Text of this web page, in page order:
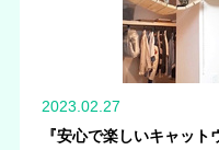
2023.02.27
『安心で楽しいキャット